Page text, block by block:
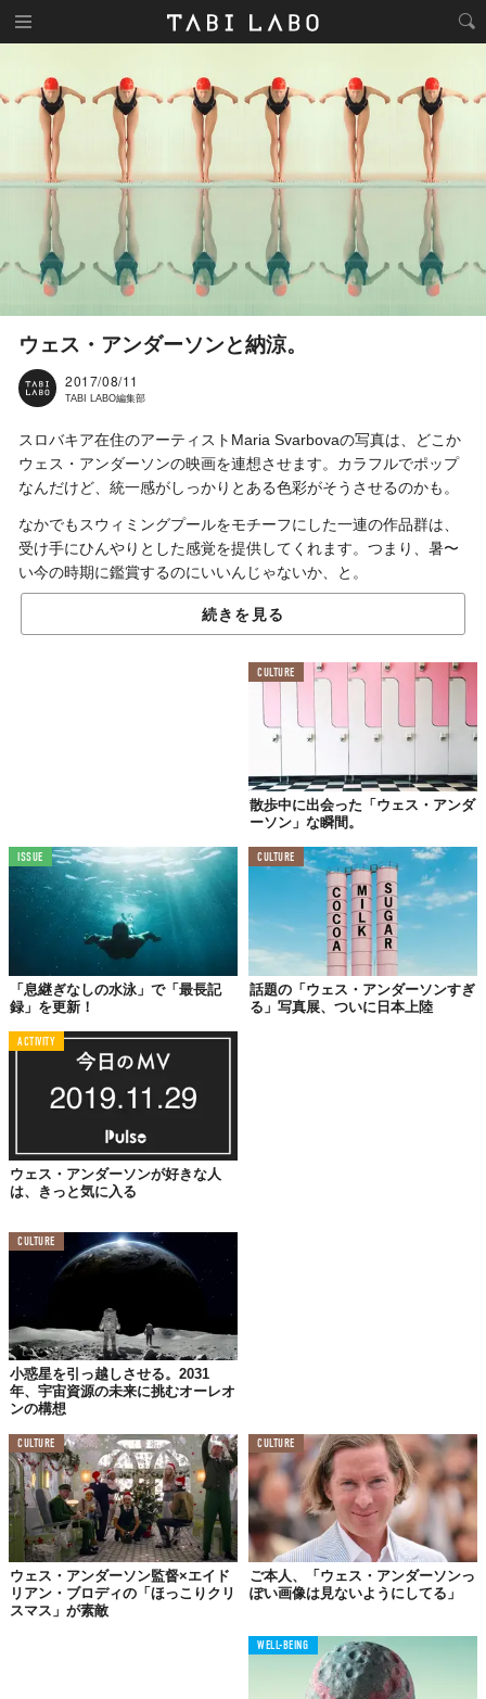
ウェス・アンダーソンと納涼。
2017/08/11
TABI LABO編集部
スロバキア在住のアーティストMaria Svarbovaの写真は、どこか
ウェス・アンダーソンの映画を連想させます。カラフルでポップ
なんだけど、統一感がしっかりとある色彩がそうさせるのかも。
なかでもスウィミングプールをモチーフにした一連の作品群は、
受け手にひんやりとした感覚を提供してくれます。つまり、暑〜
い今の時期に鑑賞するのにいいんじゃないか、と。
「ウェス・アンダーソンと納涼」。
続きを見る
CULTURE
散歩中に出会った「ウェス・アンダ
ーソン」な瞬間。
ISSUE
「息継ぎなしの水泳」で「最長記
録」を更新！
CULTURE
話題の「ウェス・アンダーソンすぎ
る」写真展、ついに日本上陸
ACTIVITY
ウェス・アンダーソンが好きな人
は、きっと気に入る
CULTURE
小惑星を引っ越しさせる。2031
年、宇宙資源の未来に挑むオーレオ
ンの構想
CULTURE
ウェス・アンダーソン監督×エイド
リアン・ブロディの「ほっこりクリ
スマス」が素敵
CULTURE
ご本人、「ウェス・アンダーソンっ
ぽい画像は見ないようにしてる」
WELL-BEING